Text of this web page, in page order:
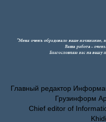
Главный редактор
Грузинформ
Chief editor of